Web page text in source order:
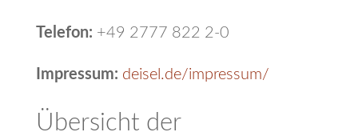
Telefon: +49 2777 822 2-0
Impressum: deisel.de/impressum/
Übersicht der